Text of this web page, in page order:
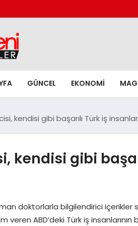
GÜNCEL EKONOMI
kendisi gibi başarılı Türk iş
kendisi gibi
doktorlarla bilgilendirici
veren ABD’deki Türk iş